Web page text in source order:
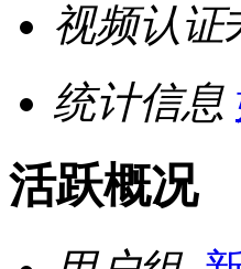
视频认证
统计信息
活跃概况